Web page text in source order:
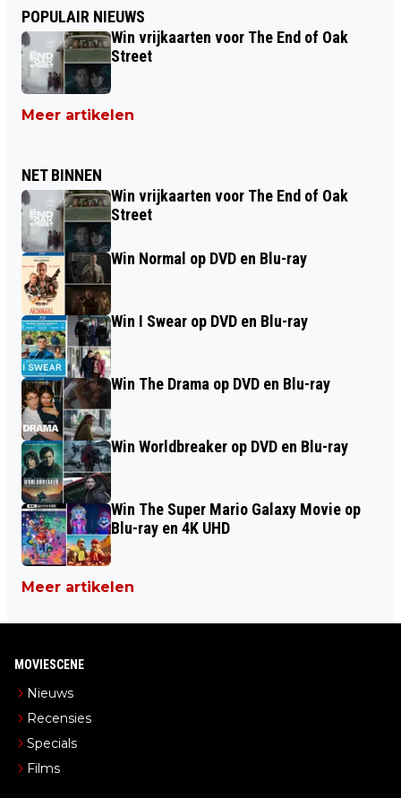
POPULAIR NIEUWS
Win vrijkaarten voor The End of Oak
Street
Meer artikelen
NET BINNEN
Win vrijkaarten voor The End of Oak
Street
Win Normal op DVD en Blu-ray
Win I Swear op DVD en Blu-ray
Win The Drama op DVD en Blu-ray
Win Worldbreaker op DVD en Blu-ray
Win The Super Mario Galaxy Movie op
Blu-ray en 4K UHD
Meer artikelen
MOVIESCENE
Nieuws
Recensies
Specials
Films